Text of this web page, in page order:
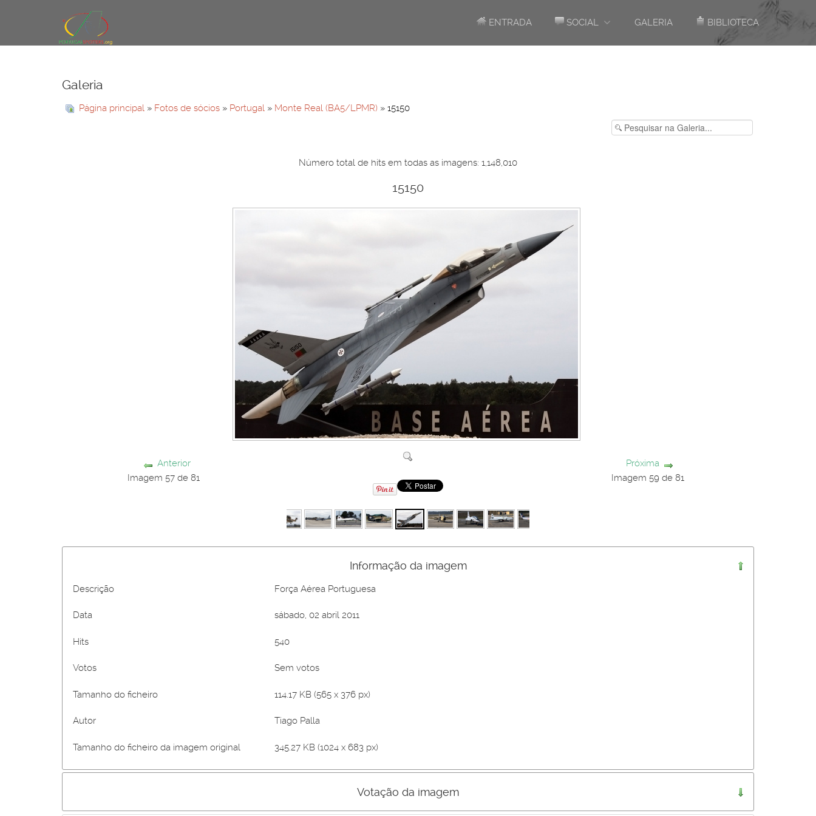
ENTRADA SOCIAL GALERIA BIBLIOTECA
Galeria
Página principal » Fotos de sócios » Portugal » Monte Real (BA5/LPMR) » 15150
Número total de hits em todas as imagens: 1,148,010
15150
Anterior
Imagem 57 de 81
Próxima
Imagem 59 de 81
Informação da imagem
Descrição Força Aérea Portuguesa
Data sábado, 02 abril 2011
Hits 540
Votos Sem votos
Tamanho do ficheiro 114.17 KB (565 x 376 px)
Autor Tiago Palla
Tamanho do ficheiro da imagem original 345.27 KB (1024 x 683 px)
Votação da imagem